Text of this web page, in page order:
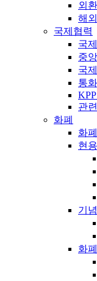
외
해
국제협력
국
중
국
통
관
화폐
화
현
기
화